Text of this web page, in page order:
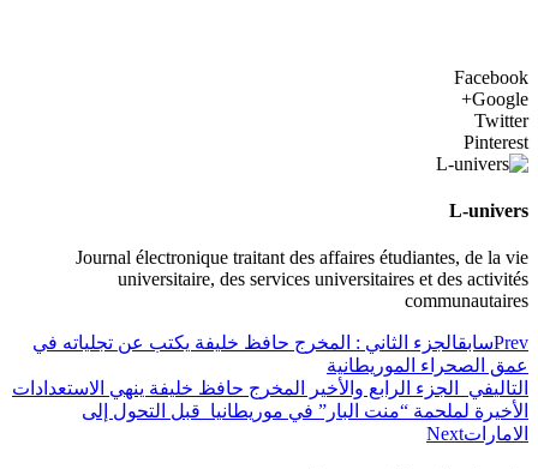
Facebook
Google+
Twitter
Pinterest
L-univers
Journal électronique traitant des affaires étudiantes, de la vie
universitaire, des services universitaires et des activités
communautaires
Prevسابقالجزء الثاني : المخرج حافظ خليفة يكتب عن تجلياته في
عمق الصحراء الموريطانية
التاليفي الجزء الرابع والأخير المخرج حافظ خليفة ينهي الاستعدادات
الأخيرة لملحمة “منت البار” في موريطانيا قبل التحول إلى
الاماراتNext